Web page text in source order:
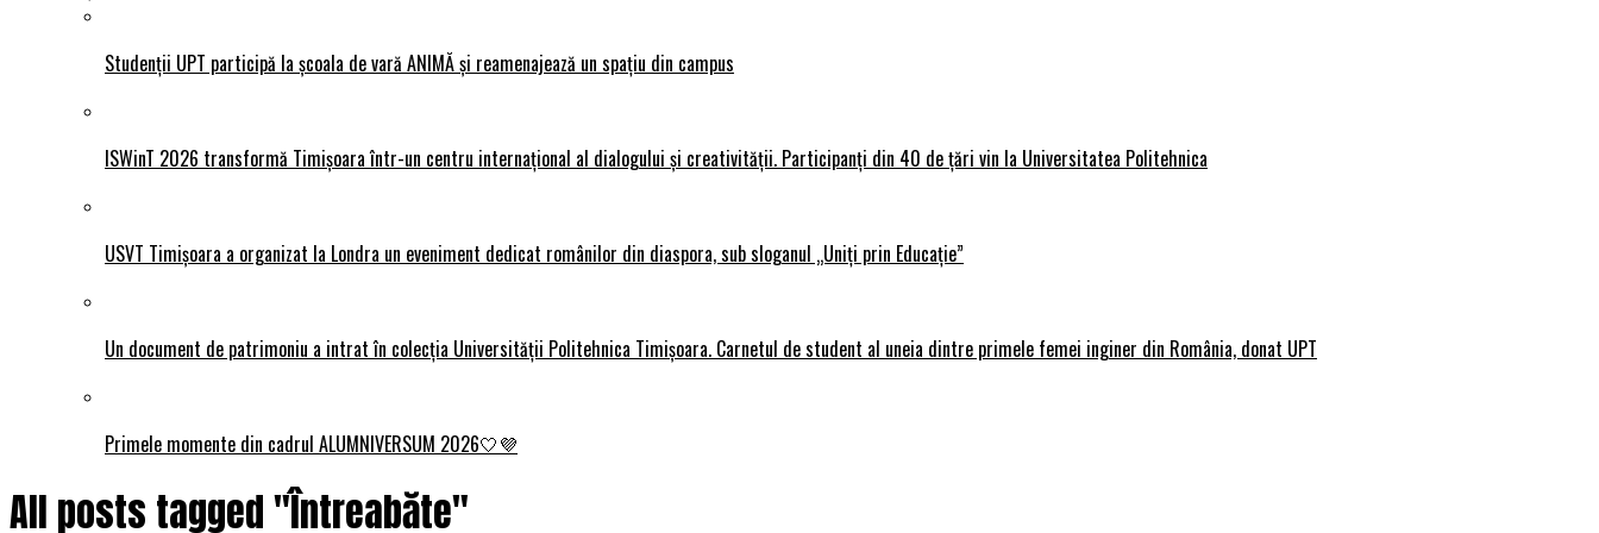
Studenții UPT participă la școala de vară ANIMĂ și reamenajează un spațiu din campus
ISWinT 2026 transformă Timișoara într-un centru internațional al dialogului și creativității. Participanți din 40 de țări vin la Universitatea Politehnica
USVT Timișoara a organizat la Londra un eveniment dedicat românilor din diaspora, sub sloganul „Uniți prin Educație”
Un document de patrimoniu a intrat în colecția Universității Politehnica Timișoara. Carnetul de student al uneia dintre primele femei inginer din România, donat UPT
Primele momente din cadrul ALUMNIVERSUM 2026🤍💜
All posts tagged "Întreabăte"